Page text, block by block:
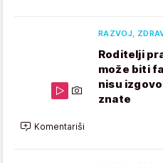
RAZVOJ,
Roditelji
može biti
nisu
znate
Komentariši